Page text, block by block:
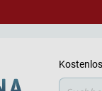
Suche